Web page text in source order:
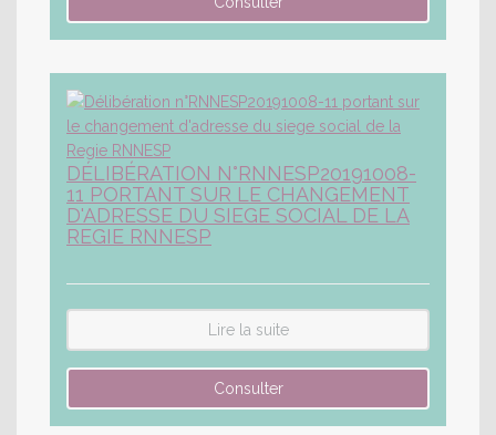
DÉLIBÉRATION N°RNNESP20191008-
11 PORTANT SUR LE CHANGEMENT
D'ADRESSE DU SIEGE SOCIAL DE LA
REGIE RNNESP
Lire la suite